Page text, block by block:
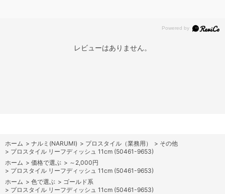
レビューはありません。
ホーム > ナルミ(NARUMI) > プロスタイル（業務用） > その他
> プロスタイル リーフディッシュ 11cm (50461-9653)
ホーム > 価格で選ぶ > ～2,000円
> プロスタイル リーフディッシュ 11cm (50461-9653)
ホーム > 色で選ぶ > ゴールド系
> プロスタイル リーフディッシュ 11cm (50461-9653)